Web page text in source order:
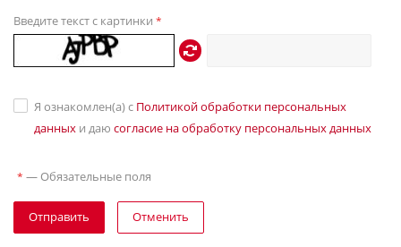
Введите текст с картинки *
Я ознакомлен(а) с Политикой обработки персональных
данных и даю согласие на обработку персональных данных
* — Обязательные поля
Отправить Отменить